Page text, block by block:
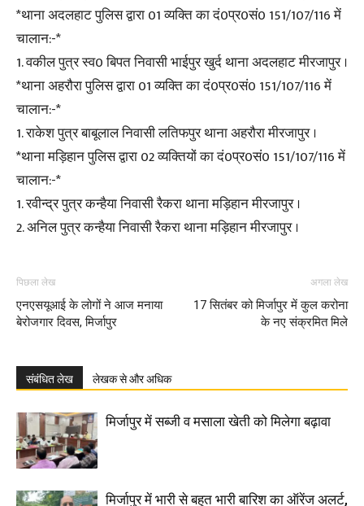
*थाना अदलहाट पुलिस द्वारा 01 व्यक्ति का दं0प्र0सं0 151/107/116 में
चालान:-*
1. वकील पुत्र स्व0 बिपत निवासी भाईपुर खुर्द थाना अदलहाट मीरजापुर ।
*थाना अहरौरा पुलिस द्वारा 01 व्यक्ति का दं0प्र0सं0 151/107/116 में
चालान:-*
1. राकेश पुत्र बाबूलाल निवासी लतिफपुर थाना अहरौरा मीरजापुर ।
*थाना मड़िहान पुलिस द्वारा 02 व्यक्तियों का दं0प्र0सं0 151/107/116 में
चालान:-*
1. रवीन्द्र पुत्र कन्हैया निवासी रैकरा थाना मड़िहान मीरजापुर ।
2. अनिल पुत्र कन्हैया निवासी रैकरा थाना मड़िहान मीरजापुर ।
पिछला लेख
एनएसयूआई के लोगों ने आज मनाया
बेरोजगार दिवस, मिर्जापुर
अगला लेख
17 सितंबर को मिर्जापुर में कुल करोना
के नए संक्रमित मिले
संबंधित लेख लेखक से और अधिक
मिर्जापुर में सब्जी व मसाला खेती को मिलेगा बढ़ावा
मिर्जापुर में भारी से बहुत भारी बारिश का ऑरेंज अलर्ट,